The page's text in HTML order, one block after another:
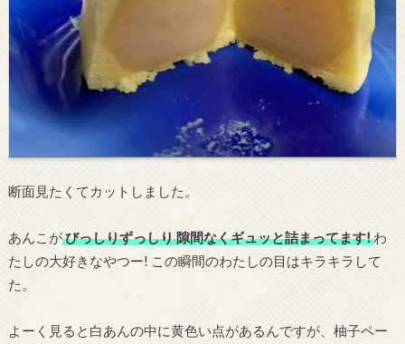
断面見たくてカットしました。
あんこがびっしりずっしり 隙間なくギュッと詰まってます!わ
たしの大好きなやつー! この瞬間のわたしの目はキラキラして
た。
よーく見ると白あんの中に黄色い点があるんですが、柚子ペー